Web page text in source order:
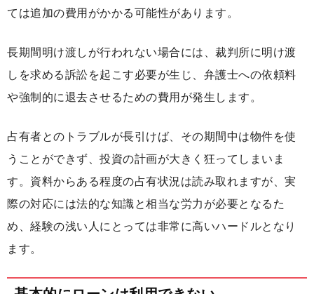
ては追加の費用がかかる可能性があります。
長期間明け渡しが行われない場合には、裁判所に明け渡
しを求める訴訟を起こす必要が生じ、弁護士への依頼料
や強制的に退去させるための費用が発生します。
占有者とのトラブルが長引けば、その期間中は物件を使
うことができず、投資の計画が大きく狂ってしまいま
す。資料からある程度の占有状況は読み取れますが、実
際の対応には法的な知識と相当な労力が必要となるた
め、経験の浅い人にとっては非常に高いハードルとなり
ます。